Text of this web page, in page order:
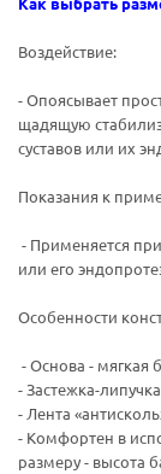
Воздействие:
- Опоясывает
щадящую
суставов или их
Показания к
- Применяется при
или его
Особенности
- Основа - мягкая
- Застежка-
- Лента
- Комфортен в
размеру - высота